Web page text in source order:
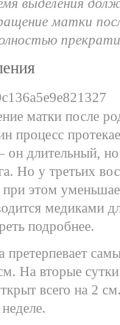
матки
матки после
процесс
длительный,
Но у третьих
этом
медиками
подробнее.
претерпевает
На вторые
всего на 2